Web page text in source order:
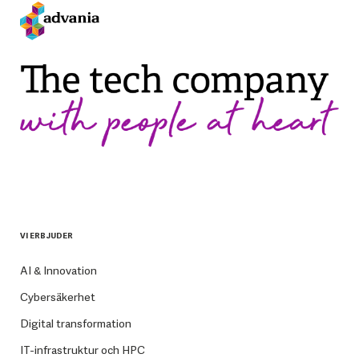
VI ERBJUDER
AI & Innovation
Cybersäkerhet
Digital transformation
IT-infrastruktur och HPC